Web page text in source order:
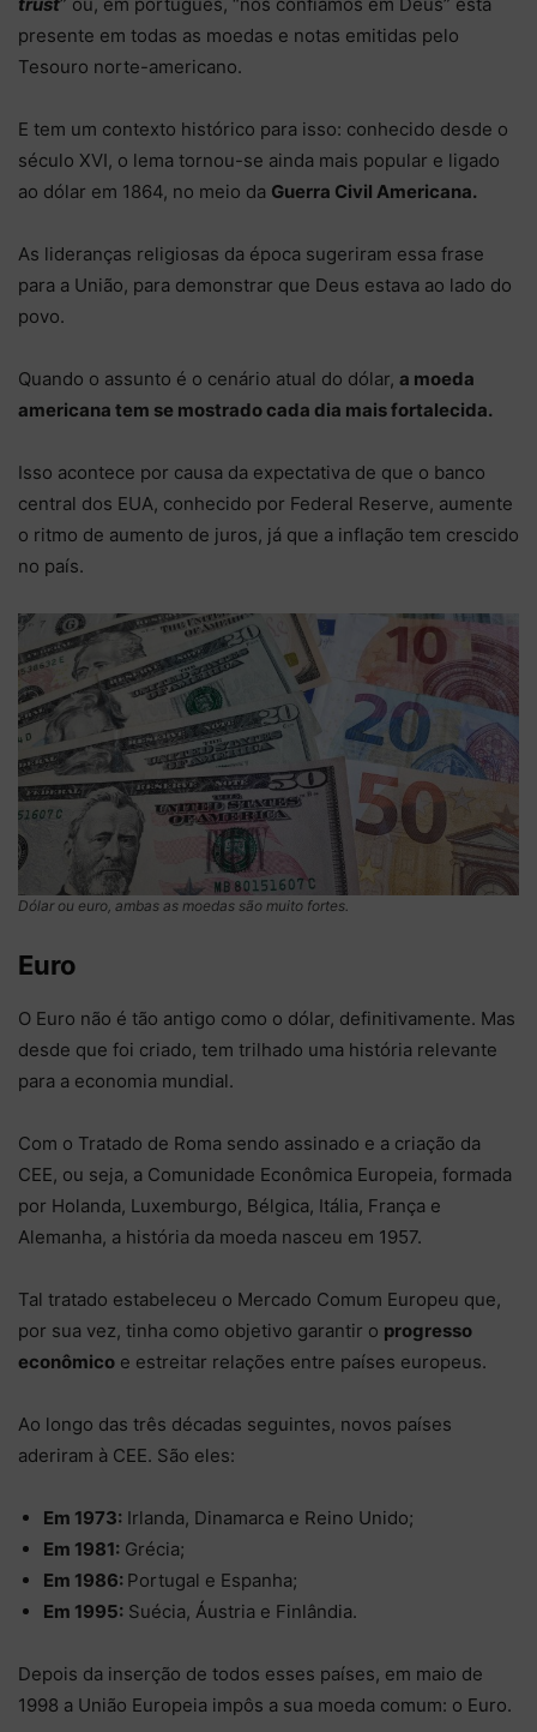
presente em todas as moedas e notas emitidas pelo
Tesouro norte-americano.
E tem um contexto histórico para isso: conhecido desde o
século XVI, o lema tornou-se ainda mais popular e ligado
ao dólar em 1864, no meio da Guerra Civil Americana.
As lideranças religiosas da época sugeriram essa frase
para a União, para demonstrar que Deus estava ao lado do
povo.
Quando o assunto é o cenário atual do dólar, a moeda
americana tem se mostrado cada dia mais fortalecida.
Isso acontece por causa da expectativa de que o banco
central dos EUA, conhecido por Federal Reserve, aumente
o ritmo de aumento de juros, já que a inflação tem crescido
no país.
Dólar ou euro, ambas as moedas são muito fortes.
Euro
O Euro não é tão antigo como o dólar, definitivamente. Mas
desde que foi criado, tem trilhado uma história relevante
para a economia mundial.
Com o Tratado de Roma sendo assinado e a criação da
CEE, ou seja, a Comunidade Econômica Europeia, formada
por Holanda, Luxemburgo, Bélgica, Itália, França e
Alemanha, a história da moeda nasceu em 1957.
Tal tratado estabeleceu o Mercado Comum Europeu que,
por sua vez, tinha como objetivo garantir o progresso
econômico e estreitar relações entre países europeus.
Ao longo das três décadas seguintes, novos países
aderiram à CEE. São eles:
Em 1973: Irlanda, Dinamarca e Reino Unido;
Em 1981: Grécia;
Em 1986: Portugal e Espanha;
Em 1995: Suécia, Áustria e Finlândia.
Depois da inserção de todos esses países, em maio de
1998 a União Europeia impôs a sua moeda comum: o Euro.